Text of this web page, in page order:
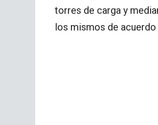
torres de carga y
los mismos de